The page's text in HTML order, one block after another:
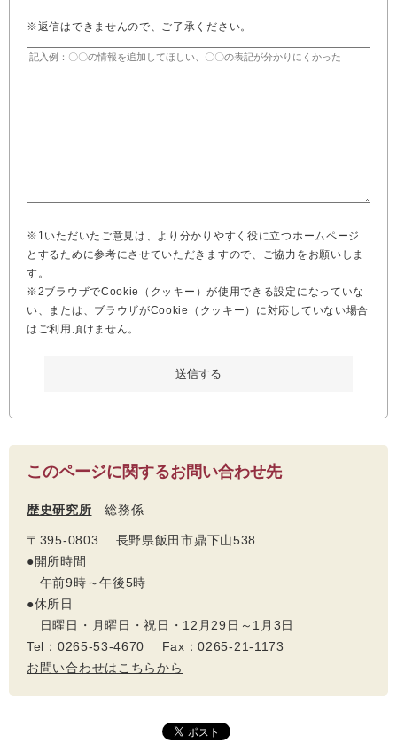
※返信はできませんので、ご了承ください。
※1いただいたご意見は、より分かりやすく役に立つホームページ
とするために参考にさせていただきますので、ご協力をお願いしま
す。
※2ブラウザでCookie（クッキー）が使用できる設定になっていな
い、または、ブラウザがCookie（クッキー）に対応していない場合
はご利用頂けません。
このページに関するお問い合わせ先
歴史研究所 総務係
〒395-0803 長野県飯田市鼎下山538
●開所時間
午前9時～午後5時
●休所日
日曜日・月曜日・祝日・12月29日～1月3日
Tel：0265-53-4670 Fax：0265-21-1173
お問い合わせはこちらから